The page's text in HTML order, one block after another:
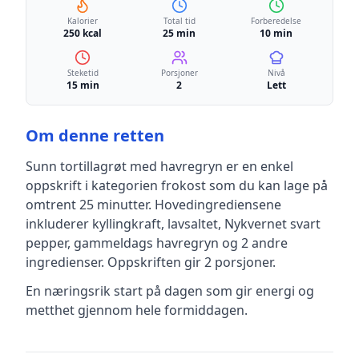
Kalorier
250 kcal
Total tid
25 min
Forberedelse
10 min
Steketid
15 min
Porsjoner
2
Nivå
Lett
Om denne retten
Sunn tortillagrøt med havregryn er en enkel
oppskrift i kategorien frokostsom du kan lage på
omtrent 25 minutter. Hovedingrediensene
inkluderer kyllingkraft, lavsaltet, Nykvernet svart
pepper, gammeldags havregryn og 2 andre
ingredienser. Oppskriften gir2 porsjoner.
En næringsrik start på dagen som gir energi og
metthet gjennom hele formiddagen.